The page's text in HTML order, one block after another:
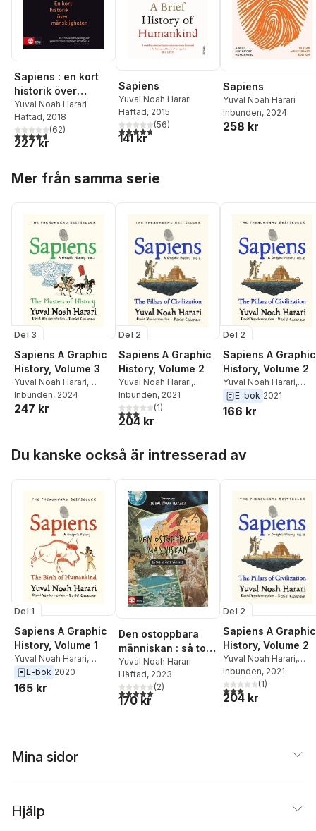
Sapiens : en kort
historik över
mänskligheten
Yuval Noah Harari
Häftad, 2018
4,6utav 5 stjärnor. Totalt antal röster:
(62)
227 kr
Sapiens
Yuval Noah Harari
Häftad, 2015
4,7utav 5 stjärnor. Totalt antal röster:
(56)
141 kr
Sapiens
Yuval Noah Harari
Inbunden, 2024
258 kr
Mer från samma serie
Del 3
Sapiens A Graphic
History, Volume 3
Yuval Noah Harari,
David Vandermeulen
Inbunden, 2024
247 kr
Del 2
Sapiens A Graphic
History, Volume 2
Yuval Noah Harari,
David Vandermeulen
Inbunden, 2021
3,0utav 5 stjärnor. Totalt antal röster:
(1)
204 kr
Del 2
Sapiens A Graphic
History, Volume 2
Yuval Noah Harari,
David Vandermeulen
E-bok 2021
166 kr
Du kanske också är intresserad av
Del 1
Sapiens A Graphic
History, Volume 1
Yuval Noah Harari,
David Vandermeulen
E-bok 2020
165 kr
Den ostoppbara
människan : så tog
vi över världen
Yuval Noah Harari
Häftad, 2023
5,0utav 5 stjärnor. Totalt antal röster:
(2)
170 kr
Del 2
Sapiens A Graphic
History, Volume 2
Yuval Noah Harari,
David Vandermeulen
Inbunden, 2021
3,0utav 5 stjärnor.
(1)
204 kr
Mina sidor
Hjälp